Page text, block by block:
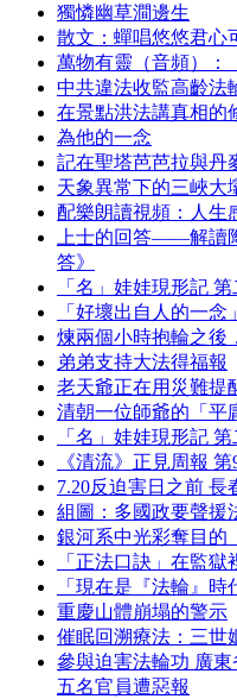
獨憐幽草澗邊生
散文：蟬唱悠悠君心
萬物有靈（音頻）：
中共違法收監高齡法
在景點洪法講真相的
為他的一念
記在聖塔芭芭拉與丹
天象異常下的三峽大
配樂朗讀視頻：人生
上士的回答——解讀
答》
「名」娃娃現形記 第
「好壞出自人的一念
煉兩個小時抱輪之後
弟弟支持大法得福報
老天爺正在用災難提
清朝一位師爺的「平
「名」娃娃現形記 第
《清流》正見周報 第
7.20反迫害日之前 長
組圖：多國政要聲援
銀河系中光彩奪目的
「正法口訣」在監獄
「現在是『法輪』時
重慶山體崩塌的警示
催眠回溯療法：三世
參與迫害法輪功 廣
五名官員遭惡報